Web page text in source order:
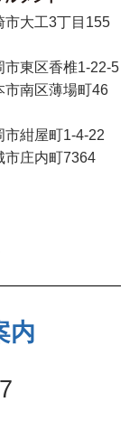
大工3丁目155
東区香椎1-22-5
南区薄場町46
紺屋町1-4-22
庄内町7364
内